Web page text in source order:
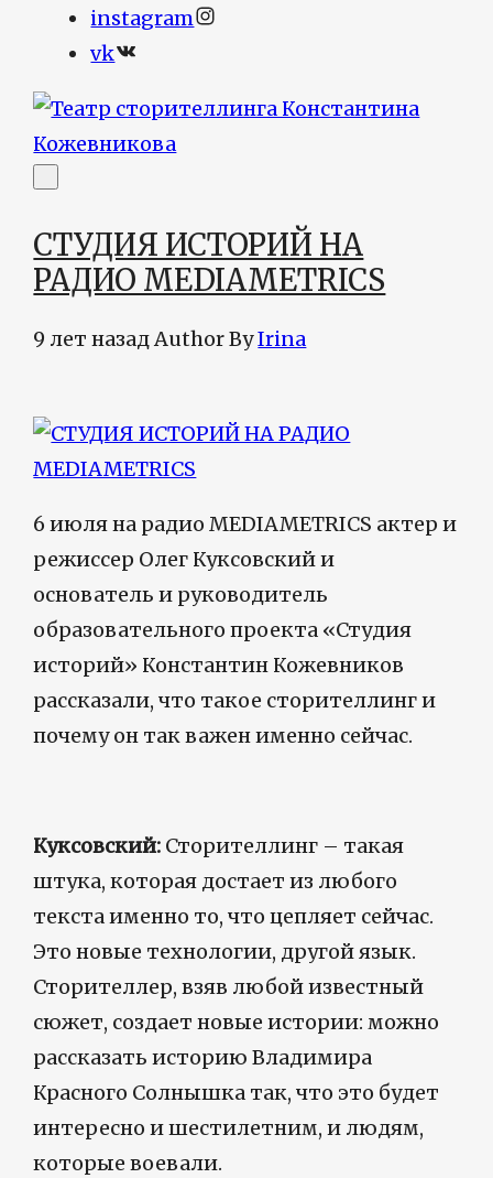
instagram
vk
СТУДИЯ ИСТОРИЙ НА
РАДИО MEDIAMETRICS
9 лет назадAuthorByIrina
6 июля на радио MEDIAMETRICS актер и
режиссер Олег Куксовский и
основатель и руководитель
образовательного проекта «Студия
историй» Константин Кожевников
рассказали, что такое сторителлинг и
почему он так важен именно сейчас.
Куксовский: Сторителлинг – такая
штука, которая достает из любого
текста именно то, что цепляет сейчас.
Это новые технологии, другой язык.
Сторителлер, взяв любой известный
сюжет, создает новые истории: можно
рассказать историю Владимира
Красного Солнышка так, что это будет
интересно и шестилетним, и людям,
которые воевали.